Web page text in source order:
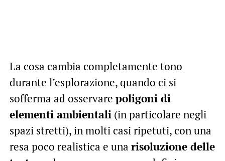
La cosa cambia completamente tono
durante l’esplorazione, quando ci si
sofferma ad osservare poligoni di
elementi ambientali(in particolare negli
spazi stretti), in molti casi ripetuti, con una
resa poco realistica e una risoluzione delle